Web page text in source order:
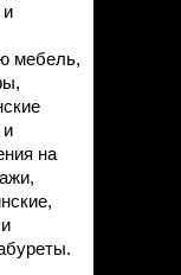
и
мебель,
и
на